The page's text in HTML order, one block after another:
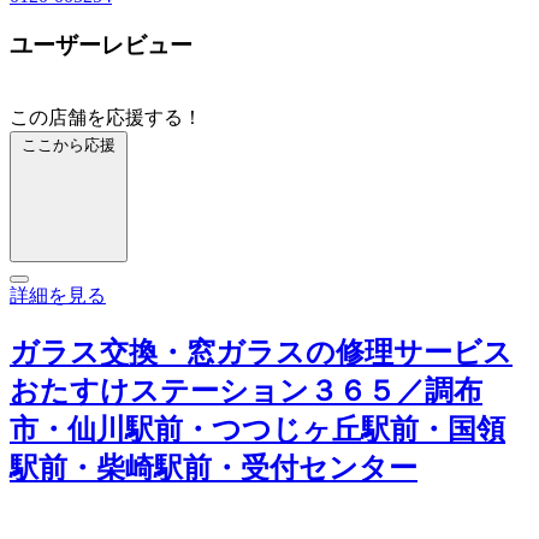
ユーザーレビュー
この店舗を応援する！
ここから応援
詳細を見る
ガラス交換・窓ガラスの修理サービス
おたすけステーション３６５／調布
市・仙川駅前・つつじヶ丘駅前・国領
駅前・柴崎駅前・受付センター